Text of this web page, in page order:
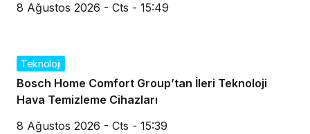
8 Ağustos 2026 - Cts - 15:49
Teknoloji
Bosch Home Comfort Group’tan İleri Teknoloji
Hava Temizleme Cihazları
8 Ağustos 2026 - Cts - 15:39